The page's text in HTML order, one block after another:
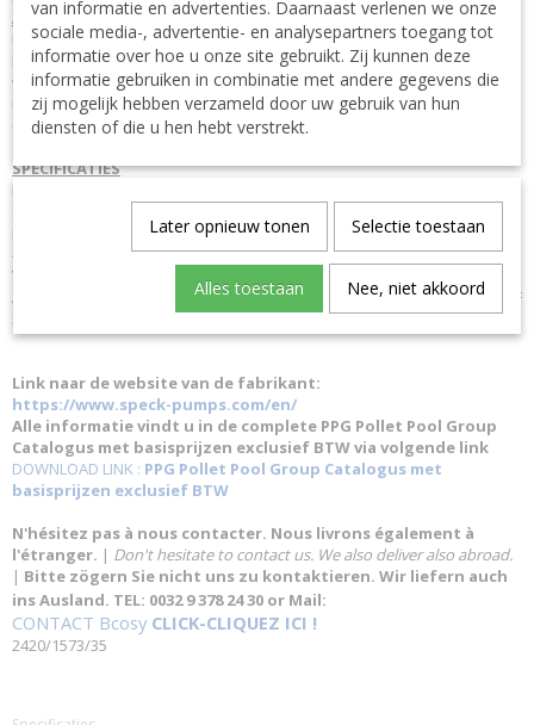
ALGEMEEN
Hoe werkt het? Zwembadwatercirculatie door filtersysteem. De pomp
kan maximaal 3 meter boven of onder het waterpeil geïnstalleerd
worden. Pomp uit één stuk met ingebouwde zeeftank. De
mechanische afdichting is gemonteerd op een asbeschermingsbuis
uit kunststof. De motoras en de pompas komen niet in contact met het
SPECIFICATIES
Merk: Badu Garantie: 3 jaar garantie Fase: III - 400/230 Variabele
maaswijdte: Approx. 3.4 x 3.2 mm Pomphuis: PP GF 30 Behuizing: PP TV
40 Gland behuizing: PP TV 40 Diffuser: PP GF 30 Waaiermoer: PP GF 30
Voorfilter: PP Deksel: PC, Transparant/PA 66 GF 30 Lijm-aansluiting:
ABS Schroeven: Roestvrij staal Vermogen motor: 2.6 kw Waaier: PPE GF
30/PP GF 30 Max zwembadomvang: 120-500 m³
Link naar de website van de fabrikant:
https://www.speck-pumps.com/en/
Alle informatie vindt u in de complete PPG Pollet Pool Group
Catalogus met basisprijzen exclusief BTW via volgende link
DOWNLOAD LINK : PPG Pollet Pool Group Catalogus met
basisprijzen exclusief BTW
N'hésitez pas à nous contacter. Nous livrons également à
l'étranger. | Don't hesitate to contact us. We also deliver also abroad.
| Bitte zögern Sie nicht uns zu kontaktieren. Wir liefern auch
ins Ausland. TEL: 0032 9 378 24 30 or Mail:
CONTACT Bcosy CLICK-CLIQUEZ ICI !
2420/1573/35
van informatie en advertenties. Daarnaast verlenen we onze
sociale media-, advertentie- en analysepartners toegang tot
informatie over hoe u onze site gebruikt. Zij kunnen deze
informatie gebruiken in combinatie met andere gegevens die
zij mogelijk hebben verzameld door uw gebruik van hun
diensten of die u hen hebt verstrekt.
Later opnieuw tonen Selectie toestaan
Alles toestaan Nee, niet akkoord